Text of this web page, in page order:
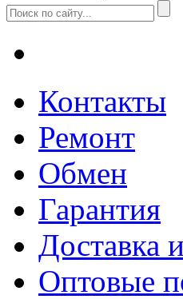
Контакты
Ремонт
Обмен
Гарантия
Доставка
Оптовые